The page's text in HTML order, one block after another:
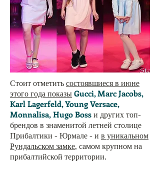
Стоит отметитьсостоявшиеся в июне
этого года показыGucci, Marc Jacobs,
Karl Lagerfeld, Young Versace,
Monnalisa, Hugo Bossи других топ-
брендов в знаменитой летней столице
Прибалтики - Юрмале - и в уникальном
Рундальском замке, самом крупном на
прибалтийской территории.